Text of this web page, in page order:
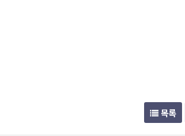
목록